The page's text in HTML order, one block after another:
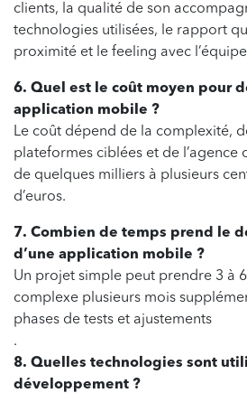
clients, la qualité de son
technologies utilisées, le rapport
proximité et le feeling avec
6. Quel est le coût moyen pour
application mobile ?
Le coût dépend de la complexité,
plateformes ciblées et de l’agence
de quelques milliers à plusieurs
d’euros.
7. Combien de temps prend le
d’une application mobile ?
Un projet simple peut prendre 3 à
complexe plusieurs mois
phases de tests et ajustements
.
8. Quelles technologies sont
développement ?